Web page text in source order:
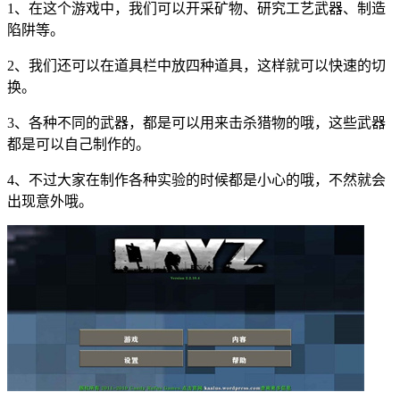
1、在这个游戏中，我们可以开采矿物、研究工艺武器、制造
陷阱等。
2、我们还可以在道具栏中放四种道具，这样就可以快速的切
换。
3、各种不同的武器，都是可以用来击杀猎物的哦，这些武器
都是可以自己制作的。
4、不过大家在制作各种实验的时候都是小心的哦，不然就会
出现意外哦。